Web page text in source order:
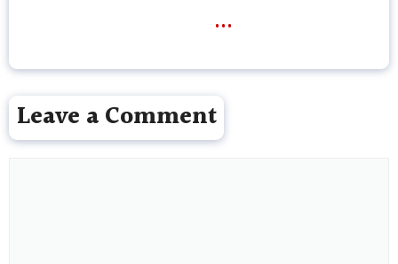
...
Leave a Comment